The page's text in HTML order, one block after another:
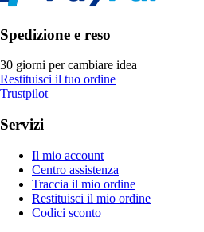
Spedizione e reso
30 giorni per cambiare idea
Restituisci il tuo ordine
Trustpilot
Servizi
Il mio account
Centro assistenza
Traccia il mio ordine
Restituisci il mio ordine
Codici sconto